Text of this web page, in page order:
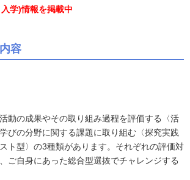
学)情報を掲載中
容
動の成果やその取り組み過程を評価する〈活
びの分野に関する課題に取り組む〈探究実践
ト型〉の3種類があります。それぞれの評価対
ご自身にあった総合型選抜でチャレンジする